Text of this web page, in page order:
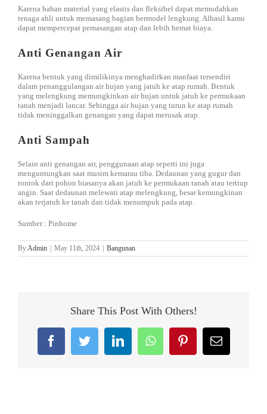
Karena bahan material yang elastis dan fleksibel dapat memudahkan
tenaga ahli untuk memasang bagian bermodel lengkung. Alhasil kamu
dapat mempercepat pemasangan atap dan lebih hemat biaya.
Anti Genangan Air
Karena bentuk yang dimilikinya menghadirkan manfaat tersendiri
dalam penanggulangan air hujan yang jatuh ke atap rumah. Bentuk
yang melengkung memungkinkan air hujan untuk jatuh ke permukaan
tanah menjadi lancar. Sehingga air hujan yang turun ke atap rumah
tidak meninggalkan genangan yang dapat merusak atap.
Anti Sampah
Selain anti genangan air, penggunaan atap seperti ini juga
menguntungkan saat musim kemarau tiba. Dedaunan yang gugur dan
rontok dari pohon biasanya akan jatuh ke permukaan tanah atau tertiup
angin. Saat dedaunan melewati atap melengkung, besar kemungkinan
akan terjatuh ke tanah dan tidak menumpuk pada atap.
Sumber : Pinhome
ByAdmin May 11th, 2024 Bangunan
Share This Post With Others!
FacebookTwitterLinkedInWhatsAppPinterestEmail